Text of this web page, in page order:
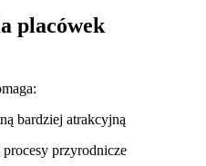
placówek
bardziej atrakcyjną
przyrodnicze